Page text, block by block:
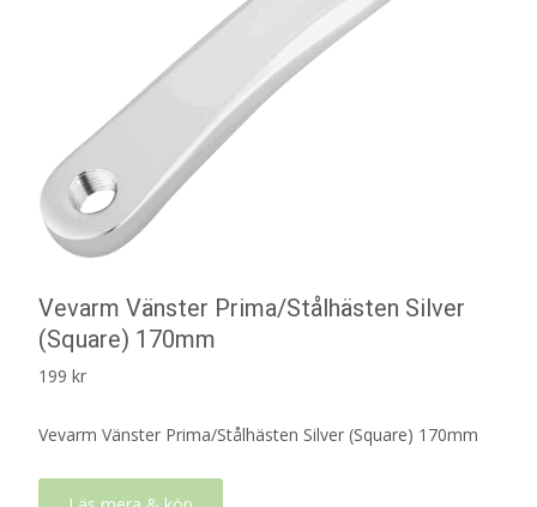
Vevarm Vänster Prima/Stålhästen Silver
(Square) 170mm
199 kr
Vevarm Vänster Prima/Stålhästen Silver (Square) 170mm